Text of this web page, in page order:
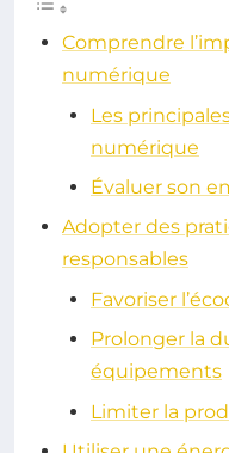
Comprendre
numérique
Les
numérique
Évaluer son
Adopter des
responsables
Favoriser
Prolonger la
équipements
Limiter la